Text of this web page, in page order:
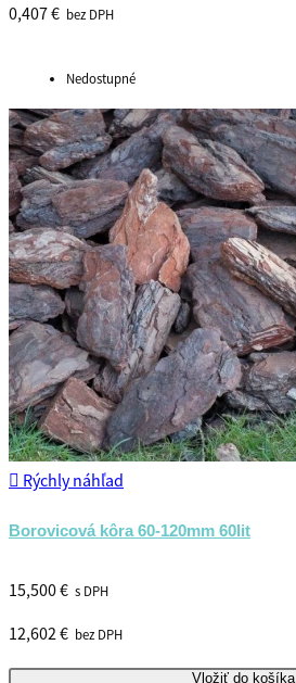
0,407 € bez DPH
Nedostupné
 Rýchly náhľad
Borovicová kôra 60-120mm 60lit
15,500 € s DPH
12,602 € bez DPH
Vložiť do košíka